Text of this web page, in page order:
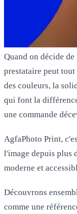
Quand on décide
prestataire peut
des couleurs, la
qui font la
une commande
AgfaPhoto Print,
l'image depuis plus
moderne et
Découvrons
comme une